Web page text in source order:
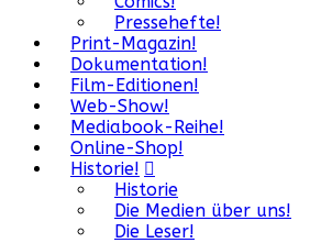
Pressehefte!
Print-Magazin!
Dokumentation!
Film-Editionen!
Web-Show!
Mediabook-Reihe!
Online-Shop!
Historie!
Historie
Die Medien über uns!
Die Leser!